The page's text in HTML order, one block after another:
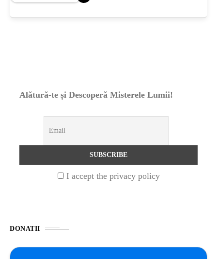
Alătură-te și Descoperă Misterele Lumii!
I accept the privacy policy
DONATII
OAMENI
APLICATIA
1 year ago